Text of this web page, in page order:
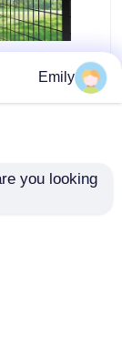
الشبكة
أمان معدني
Emily
you looking